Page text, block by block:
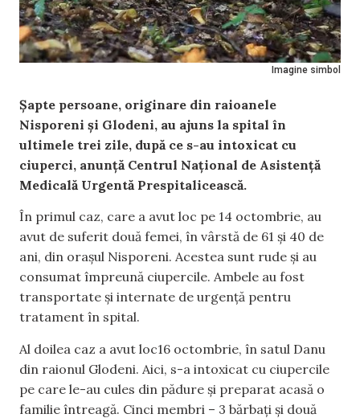
Imagine simbol
Șapte persoane, originare din raioanele
Nisporeni și Glodeni, au ajuns la spital în
ultimele trei zile, după ce s-au intoxicat cu
ciuperci, anunță Centrul Național de Asistență
Medicală Urgentă Prespitalicească.
În primul caz, care a avut loc pe 14 octombrie, au
avut de suferit două femei, în vârstă de 61 și 40 de
ani, din orașul Nisporeni. Acestea sunt rude și au
consumat împreună ciupercile. Ambele au fost
transportate și internate de urgență pentru
tratament în spital.
Al doilea caz a avut loc16 octombrie, în satul Danu
din raionul Glodeni. Aici, s-a intoxicat cu ciupercile
pe care le-au cules din pădure și preparat acasă o
familie întreagă. Cinci membri – 3 bărbați și două